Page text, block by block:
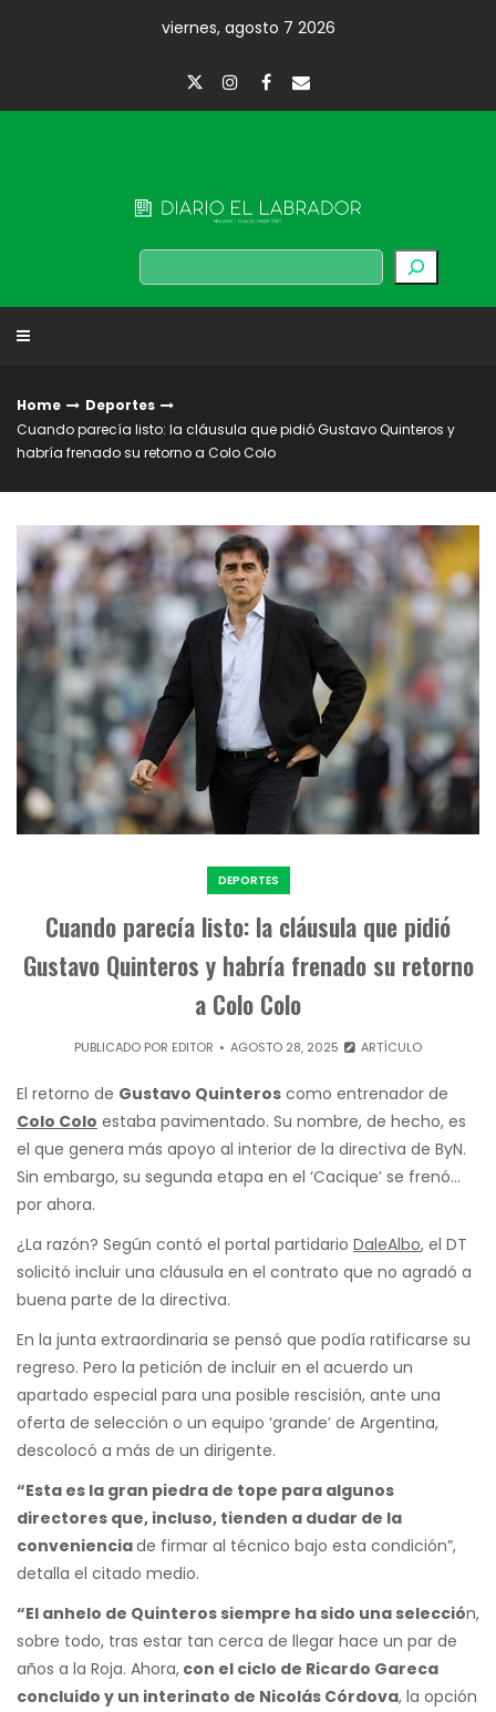
viernes, agosto 7 2026
Buscar
Home
Deportes
Cuando parecía listo: la cláusula que pidió Gustavo Quinteros y
habría frenado su retorno a Colo Colo
DEPORTES
Cuando parecía listo: la cláusula que pidió
Gustavo Quinteros y habría frenado su retorno
a Colo Colo
PUBLICADO POR EDITOR AGOSTO 28, 2025 ARTÍCULO
El retorno de Gustavo Quinteros como entrenador de
Colo Colo estaba pavimentado. Su nombre, de hecho, es
el que genera más apoyo al interior de la directiva de ByN.
Sin embargo, su segunda etapa en el ‘Cacique’ se frenó…
por ahora.
¿La razón? Según contó el portal partidario DaleAlbo, el DT
solicitó incluir una cláusula en el contrato que no agradó a
buena parte de la directiva.
En la junta extraordinaria se pensó que podía ratificarse su
regreso. Pero la petición de incluir en el acuerdo un
apartado especial para una posible rescisión, ante una
oferta de selección o un equipo ‘grande’ de Argentina,
descolocó a más de un dirigente.
“Esta es la gran piedra de tope para algunos
directores que, incluso, tienden a dudar de la
convenienciade firmar al técnico bajo esta condición”,
detalla el citado medio.
“El anhelo de Quinteros siempre ha sido una selección,
sobre todo, tras estar tan cerca de llegar hace un par de
años a la Roja. Ahora, con el ciclo de Ricardo Gareca
concluido y un interinato de Nicolás Córdova, la opción